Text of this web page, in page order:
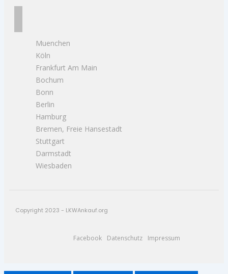
Muenchen
Köln
Frankfurt Am Main
Bochum
Bonn
Berlin
Hamburg
Bremen, Freie Hansestadt
Stuttgart
Darmstadt
Wiesbaden
Copyright 2023 - LKWAnkauf.org
Facebook Datenschutz Impressum